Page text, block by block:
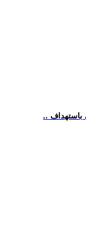
باستهداف